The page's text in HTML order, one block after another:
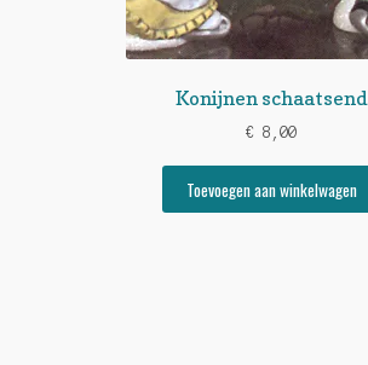
Konijnen schaatsend
€ 8,00
Toevoegen aan winkelwagen